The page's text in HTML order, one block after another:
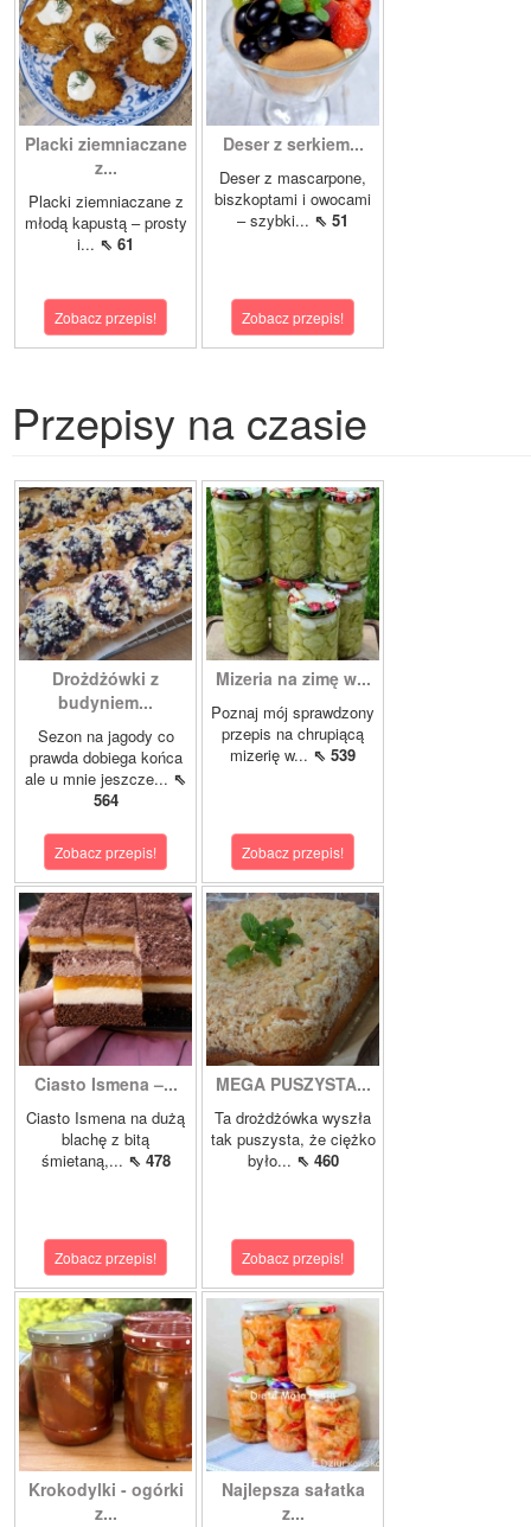
Placki ziemniaczane
z...
Placki ziemniaczane z
młodą kapustą – prosty
i... ⇖ 61
Zobacz przepis!
Deser z serkiem...
Deser z mascarpone,
biszkoptami i owocami
– szybki... ⇖ 51
Zobacz przepis!
Przepisy na czasie
Drożdżówki z
budyniem...
Sezon na jagody co
prawda dobiega końca
ale u mnie jeszcze... ⇖
564
Zobacz przepis!
Mizeria na zimę w...
Poznaj mój sprawdzony
przepis na chrupiącą
mizerię w... ⇖ 539
Zobacz przepis!
Ciasto Ismena –...
Ciasto Ismena na dużą
blachę z bitą
śmietaną,... ⇖ 478
Zobacz przepis!
MEGA PUSZYSTA...
Ta drożdżówka wyszła
tak puszysta, że ciężko
było... ⇖ 460
Zobacz przepis!
Krokodylki - ogórki
z...
Najlepsza sałatka
z...